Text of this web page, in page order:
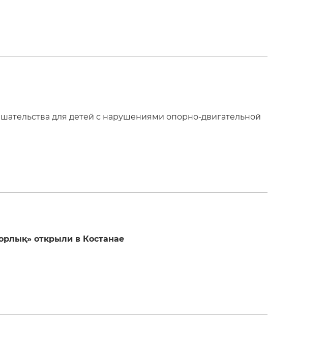
для детей с нарушениями опорно-двигательной
открыли в Костанае